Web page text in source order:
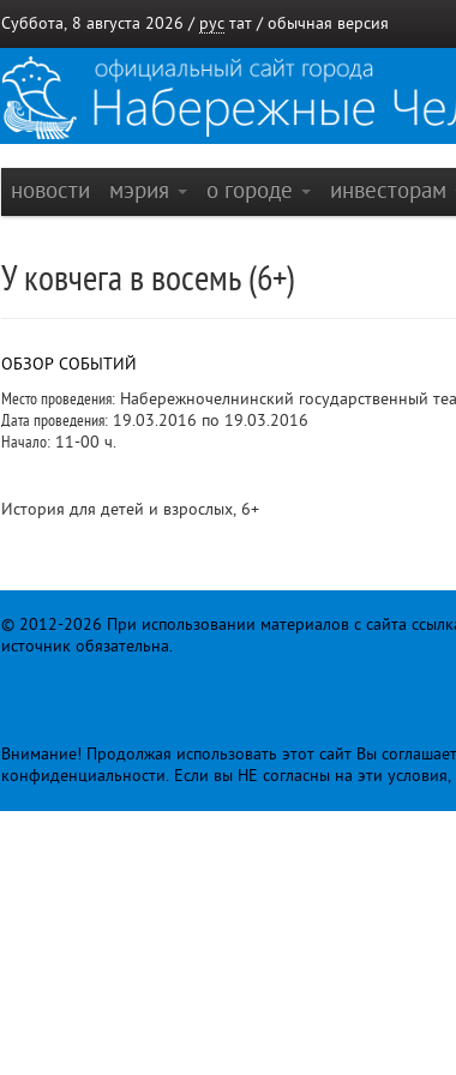
Суббота, 8 августа 2026 / рус тат / обычная версия
новости мэрия о городе инвесторам
У ковчега в восемь (6+)
ОБЗОР СОБЫТИЙ
Место проведения: Набережночелнинский государственный
Дата проведения: 19.03.2016 по 19.03.2016
Начало: 11-00 ч.
История для детей и взрослых, 6+
© 2012-2026 При использовании материалов с сайта
источник обязательна.
Внимание! Продолжая использовать этот сайт Вы
конфиденциальности. Если вы НЕ согласны на эти